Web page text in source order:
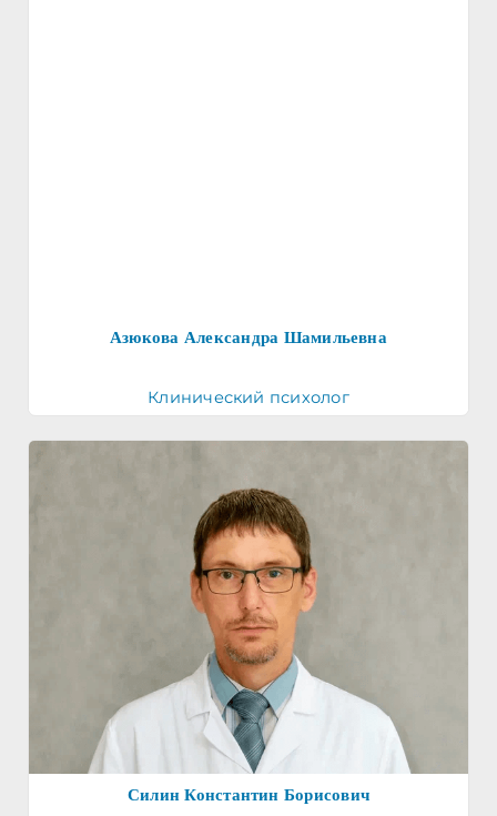
Азюкова Александра Шамильевна
Клинический психолог
Силин Константин Борисович